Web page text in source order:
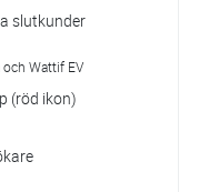
slutkunder
Wattif EV
(röd ikon)